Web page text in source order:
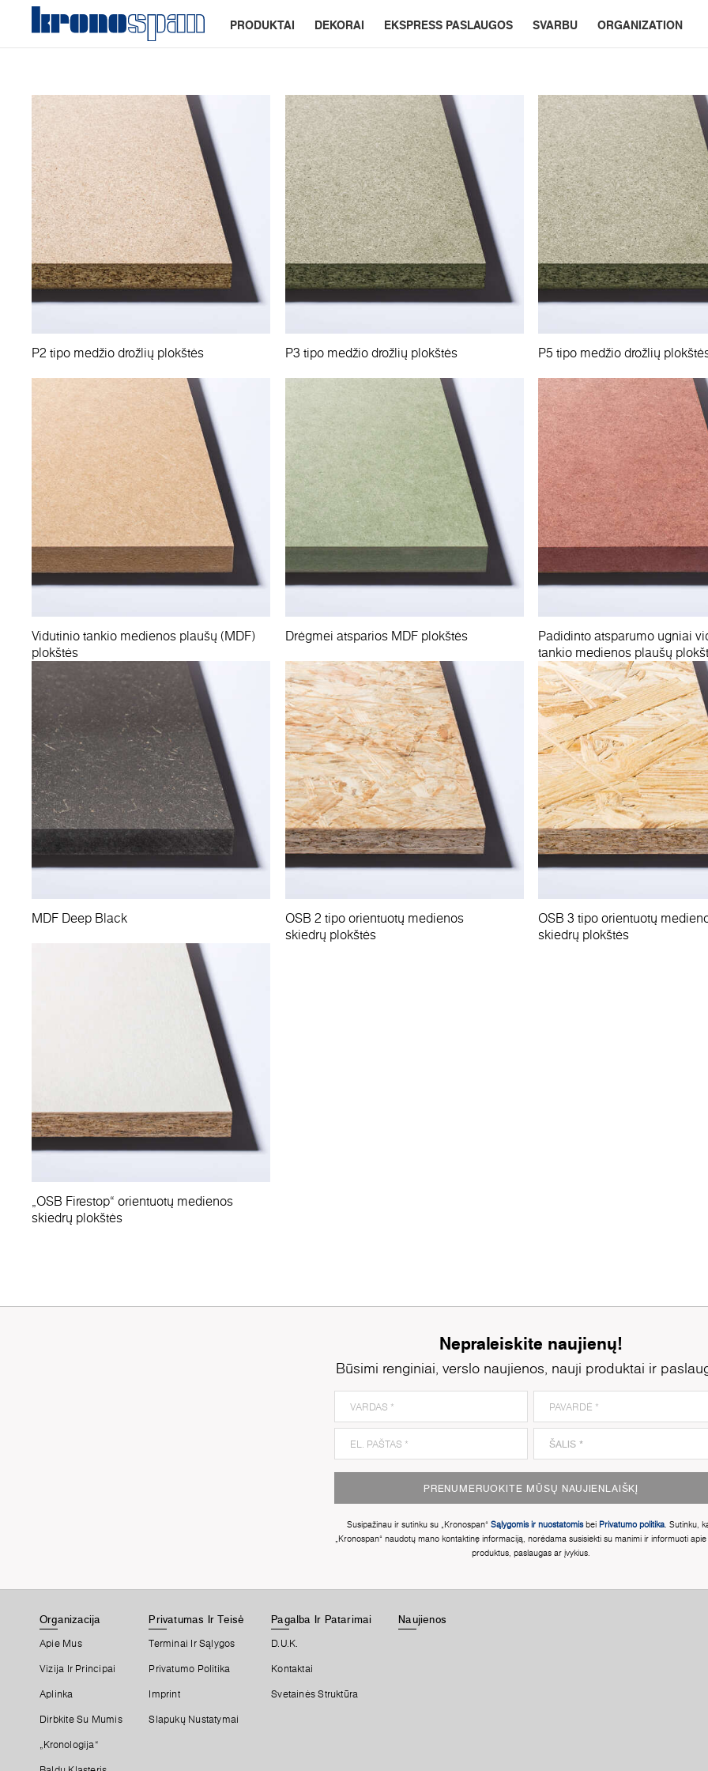
PRODUKTAI DEKORAI EKSPRESS PASLAUGOS SVARBU ORGANIZATION
P2 tipo medžio drožlių plokštės P3 tipo medžio drožlių plokštės P5 tipo medžio drožlių
Vidutinio tankio medienos plaušų (MDF)
plokštės
Drėgmei atsparios MDF plokštės
Padidinto atsparumo ugniai
tankio medienos plaušų
MDF Deep Black
OSB 2 tipo orientuotų medienos
skiedrų plokštės
OSB 3 tipo orientuotų
skiedrų plokštės
„OSB Firestop“ orientuotų medienos
skiedrų plokštės
Nepraleiskite naujienų!
Būsimi renginiai, verslo naujienos, nauji produktai ir
PRENUMERUOKITE MŪSŲ NAUJIENLAIŠKĮ
Susipažinau ir sutinku su „Kronospan“ Sąlygomis ir nuostatomisbei Privatumo politika. Sutinku,
„Kronospan“ naudotų mano kontaktinę informaciją, norėdama susisiekti su manimi ir informuoti
produktus, paslaugas ar įvykius.
Organizacija
Apie Mus
Vizija Ir Principai
Aplinka
Dirbkite Su Mumis
„Kronologija“
Privatumas Ir Teisė
Terminai Ir Sąlygos
Privatumo Politika
Imprint
Slapukų Nustatymai
Pagalba Ir Patarimai
D.U.K.
Kontaktai
Svetainės Struktūra
Naujienos